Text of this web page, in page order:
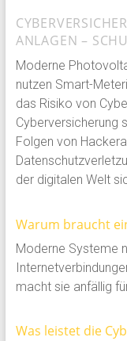
ANLAGEN –
Moderne
nutzen Smart-
das Risiko von
Cyberversicherung
Folgen von
der digitalen Welt
Warum braucht
Moderne Systeme
macht sie anfällig
Was leistet die